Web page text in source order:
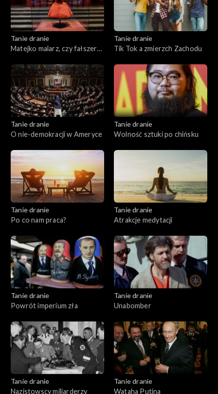
Tanie dranie
Matejko malarz, czy fałszerz
Tanie dranie
Tik Tok a zmierzch Zachodu
Tanie dranie
O nie-demokracji w Ameryce
Tanie dranie
Wolność sztuki po chińsku
Tanie dranie
Po co nam praca?
Tanie dranie
Atrakcje medytacji
Tanie dranie
Powrót imperium zła
Tanie dranie
Unabomber
Tanie dranie
Nazistowscy miliarderzy
Tanie dranie
Wataha Putina